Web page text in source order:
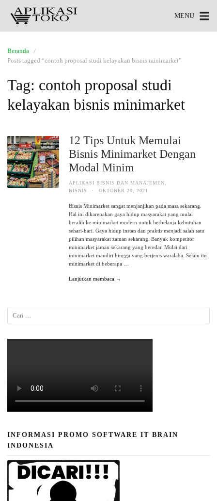
MENU
Beranda
Posts tagged “contoh proposal studi kelayakan bisnis minimarket”
Tag: contoh proposal studi
kelayakan bisnis minimarket
12 Tips Untuk Memulai
Bisnis Minimarket Dengan
Modal Minim
APLIKASI BISNIS DAN MANAJEMEN
BISNIS
· OKTOBER 20, 2021
Bisnis Minimarket sangat menjanjikan pada masa sekarang.
Hal ini dikarenakan gaya hidup masyarakat yang mulai
beralih ke minimarket modern untuk berbelanja kebutuhan
sehari-hari. Gaya hidup instan dan praktis menjadi salah satu
pilihan masyarakat zaman sekarang. Banyak kompetitor
minimarket jaman sekarang yang beredar. Mulai dari
minimarket mandiri hingga yang berjenis waralaba. Selain itu
minimarket di beberapa …
Lanjutkan membaca →
INFORMASI PROMO SOFTWARE IT BRAIN
INDONESIA